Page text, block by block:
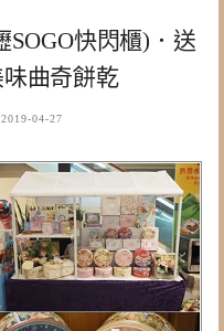
快閃櫃)．送
曲奇餅乾
2019-04-27